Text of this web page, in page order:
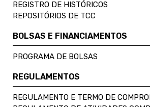
REGISTRO DE HISTÓRICOS
REPOSITÓRIOS DE TCC
BOLSAS E FINANCIAMENTOS
PROGRAMA DE BOLSAS
REGULAMENTOS
REGULAMENTO E TERMO DE